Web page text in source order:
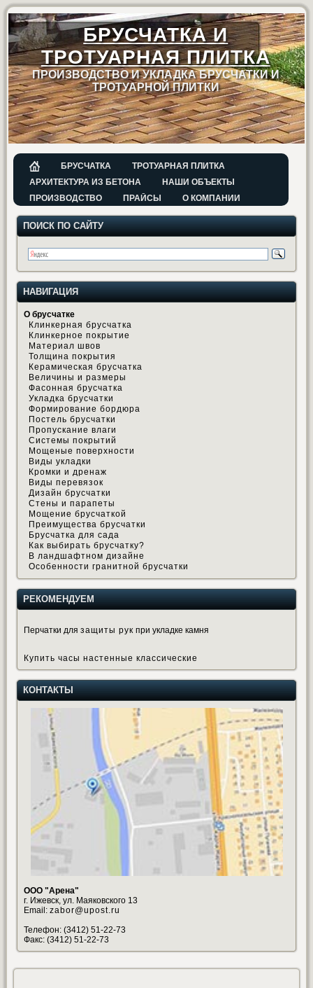
БРУСЧАТКА И
ТРОТУАРНАЯ ПЛИТКА
ПРОИЗВОДСТВО И УКЛАДКА БРУСЧАТКИ И
ТРОТУАРНОЙ ПЛИТКИ
БРУСЧАТКА
ТРОТУАРНАЯ ПЛИТКА
АРХИТЕКТУРА ИЗ БЕТОНА
НАШИ ОБЪЕКТЫ
ПРОИЗВОДСТВО
ПРАЙСЫ О КОМПАНИИ
ПОИСК ПО САЙТУ
НАВИГАЦИЯ
О брусчатке
Клинкерная брусчатка
Клинкерное покрытие
Материал швов
Толщина покрытия
Керамическая брусчатка
Величины и размеры
Фасонная брусчатка
Укладка брусчатки
Формирование бордюра
Постель брусчатки
Пропускание влаги
Системы покрытий
Мощеные поверхности
Виды укладки
Кромки и дренаж
Виды перевязок
Дизайн брусчатки
Стены и парапеты
Мощение брусчаткой
Преимущества брусчатки
Брусчатка для сада
Как выбирать брусчатку?
В ландшафтном дизайне
Особенности гранитной брусчатки
РЕКОМЕНДУЕМ
Перчатки для защиты рук при укладке камня
Купить часы настенные классические
КОНТАКТЫ
ООО "Арена"
г. Ижевск, ул. Маяковского 13
Email: zabor@upost.ru
Телефон: (3412) 51-22-73
Факс: (3412) 51-22-73